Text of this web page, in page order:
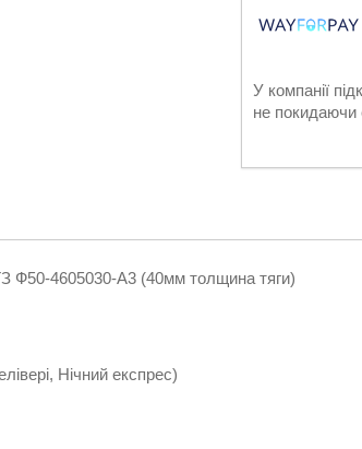
У компанії
не покидаючи
Ф50-4605030-А3 (40мм толщина тяги)
Нічний експрес)